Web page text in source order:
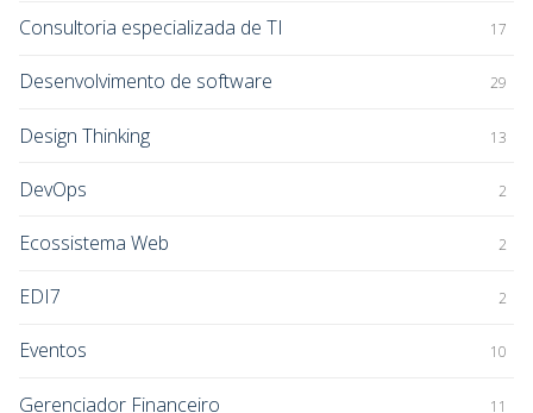
Consultoria especializada de TI 17
Desenvolvimento de software 29
Design Thinking 13
DevOps 2
Ecossistema Web 2
EDI7 2
Eventos 10
Gerenciador Financeiro 11